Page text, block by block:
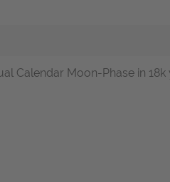
Calendar Moon-Phase in